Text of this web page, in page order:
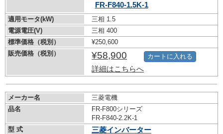
FR-F840-1.5K-1
適用モータ(kW)
三相 1.5
電源電圧(V)
三相 400
標準価格（税別）
¥250,600
販売価格（税別）
¥58,900
詳細はこちらへ
カートに入れる
メーカー名
三菱電機
品名
FR-F800シリーズ
FR-F840-2.2K-1
型 式
三菱インバーター